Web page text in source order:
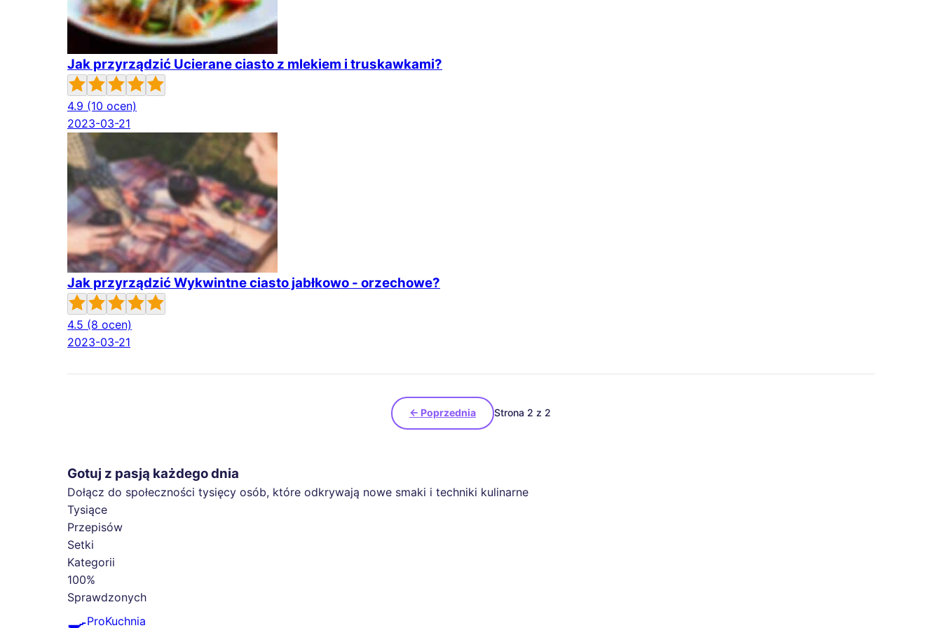
Jak przyrządzić Ucierane ciasto z mlekiem i truskawkami?
4.9 (10 ocen)
2023-03-21
Jak przyrządzić Wykwintne ciasto jabłkowo - orzechowe?
4.5 (8 ocen)
2023-03-21
← Poprzednia Strona 2 z 2
Gotuj z pasją każdego dnia
Dołącz do społeczności tysięcy osób, które odkrywają nowe smaki i techniki kulinarne
Tysiące
Przepisów
Setki
Kategorii
100%
Sprawdzonych
🍳ProKuchnia